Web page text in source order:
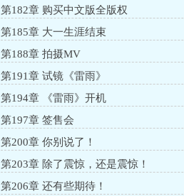
第182章 购买中文版全版权
第185章 大一生涯结束
第188章 拍摄MV
第191章 试镜《雷雨》
第194章 《雷雨》开机
第197章 签售会
第200章 你别说了！
第203章 除了震惊，还是震惊！
第206章 还有些期待！